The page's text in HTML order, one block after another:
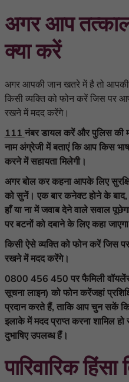
अगर आप
क्या करें
अगर आपकी जान खतरे में है तो आपकी
किसी व्यक्ति को फोन करें जिस पर
रखने में मदद करेंगे।
111 नंबरडायलकरेंऔरपुलिसकी
नामअंग्रेजीमेंबताएं कि आप किस
करनेमेंसहायतामिलेगी।
अगर बोल कर कहना आपके लिए
को सुनें। एक बार कनेक्ट होने के
हाँ या ना में जवाब देने वाले सवाल
पर बटनों को दबाने के लिए कहा
किसी ऐसे व्यक्ति को फोन करें जिस
रखने में मदद करेंगे।
0800 456 450 पर फैमिली वॉयलेंस
सूचना लाइन) को फोन करेंजहां
प्रदान करते हैं, ताकि आप चुन सकें
इलाके में मददप्राप्त करना शामिल
दुभाषिए उपलब्ध हैं।
पारिवारिक